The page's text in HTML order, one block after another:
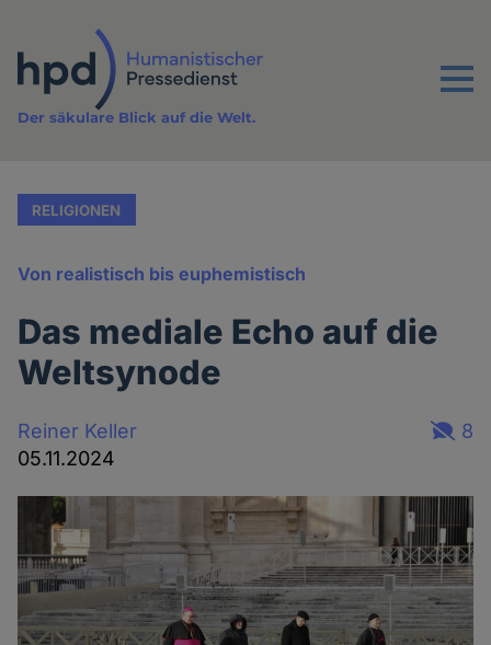
Inhalt
Menu
Der säkulare Blick auf die Welt.
RELIGIONEN
Von realistisch bis euphemistisch
Das mediale Echo auf die
Weltsynode
Reiner Keller
05.11.2024
8